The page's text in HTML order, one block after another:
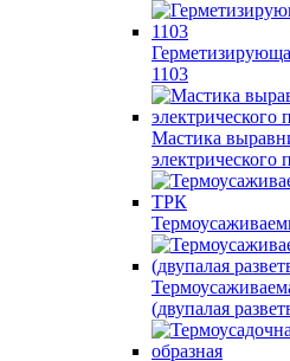
1103
Мастика
электрического
(двупалая